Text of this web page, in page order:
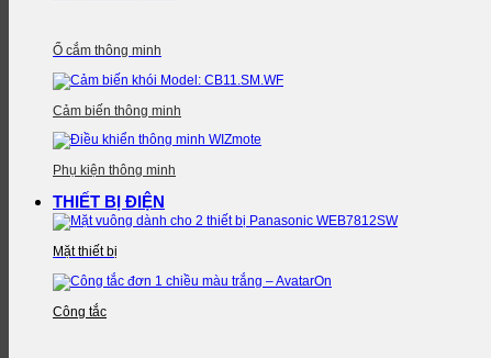
Ổ cắm thông minh
Cảm biến thông minh
Phụ kiện thông minh
THIẾT BỊ ĐIỆN
Mặt thiết bị
Công tắc